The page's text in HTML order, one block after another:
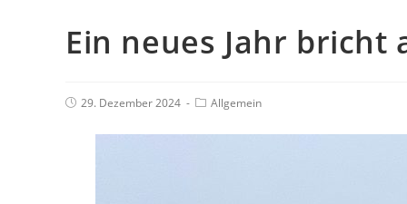
Ein neues Jahr bricht
29. Dezember 2024 Allgemein